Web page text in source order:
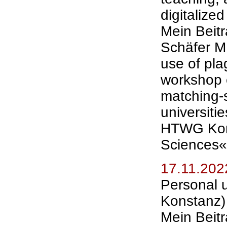
Mein
Schäfer
use of
workshop
HTWG
Sciences«
Personal
Konstanz)
Mein